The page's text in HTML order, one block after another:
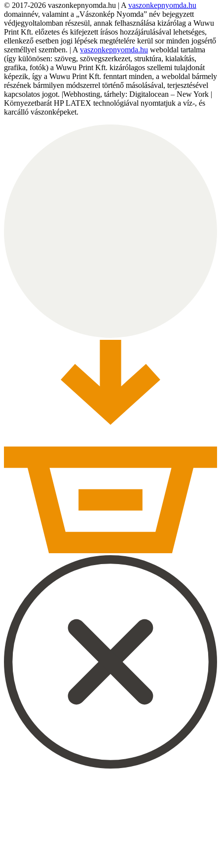
© 2017-2026 vaszonkepnyomda.hu | A vaszonkepnyomda.hu
domainnév, valamint a „Vászonkép Nyomda” név bejegyzett
védjegyoltalomban részesül, annak felhasználása kizárólag a Wuwu
Print Kft. előzetes és kifejezett írásos hozzájárulásával lehetséges,
ellenkező esetben jogi lépések megtételére kerül sor minden jogsértő
személlyel szemben. | A vaszonkepnyomda.hu weboldal tartalma
(így különösen: szöveg, szövegszerkezet, struktúra, kialakítás,
grafika, fotók) a Wuwu Print Kft. kizárólagos szellemi tulajdonát
képezik, így a Wuwu Print Kft. fenntart minden, a weboldal bármely
részének bármilyen módszerrel történő másolásával, terjesztésével
kapcsolatos jogot. |Webhosting, tárhely: Digitalocean – New York |
Környezetbarát HP LATEX technológiával nyomtatjuk a víz-, és
karcálló vászonképeket.